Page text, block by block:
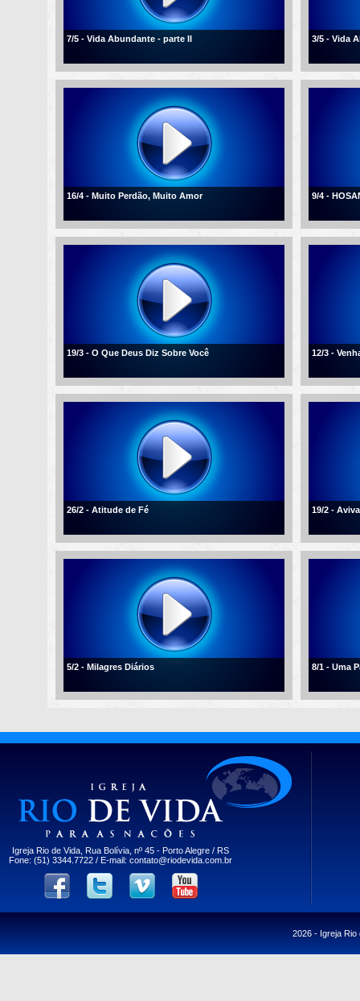
7/5 - Vida Abundante - parte II 3/5 - Vida
16/4 - Muito Perdão, Muito Amor 9/4 -
19/3 - O Que Deus Diz Sobre Você 12/3 -
26/2 - Atitude de Fé 19/2 -
5/2 - Milagres Diários 8/1 - Uma
Igreja Rio de Vida, Rua Bolívia, nº 45 - Porto Alegre / RS
Fone: (51) 3344.7722 / E-mail:contato@riodevida.com.br
2026 - Igreja Rio